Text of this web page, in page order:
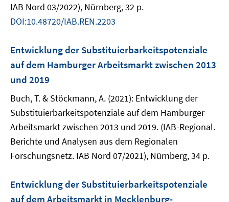
IAB Nord 03/2022), Nürnberg, 32 p.
DOI:10.48720/IAB.REN.2203
Entwicklung der Substituierbarkeitspotenziale
auf dem Hamburger Arbeitsmarkt zwischen 2013
und 2019
Buch, T. & Stöckmann, A. (2021): Entwicklung der
Substituierbarkeitspotenziale auf dem Hamburger
Arbeitsmarkt zwischen 2013 und 2019. (IAB-Regional.
Berichte und Analysen aus dem Regionalen
Forschungsnetz. IAB Nord 07/2021), Nürnberg, 34 p.
Entwicklung der Substituierbarkeitspotenziale
auf dem Arbeitsmarkt in Mecklenburg-